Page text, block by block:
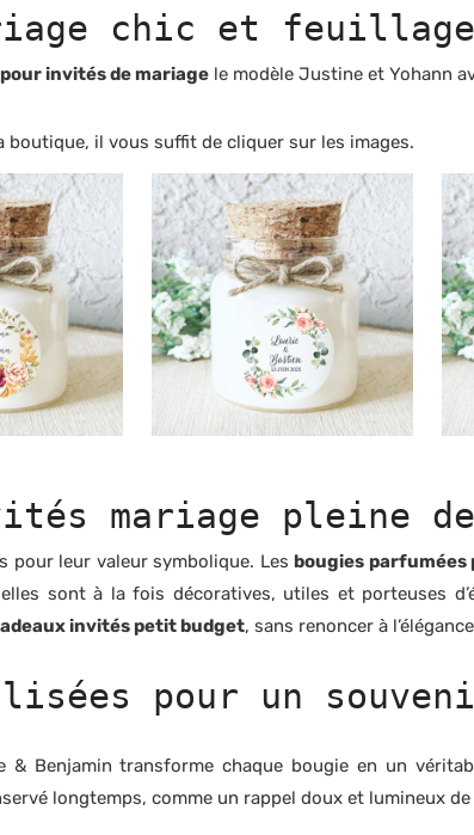
chic et
invités de mariage le modèle Justine et Yohann
boutique, il vous suffit de cliquer sur les images.
mariage pleine
leur valeur symbolique. Les bougies parfumées
sont à la fois décoratives, utiles et porteuses
invités petit budget, sans renoncer à
pour un
& Benjamin transforme chaque bougie en un
longtemps, comme un rappel doux et lumineux